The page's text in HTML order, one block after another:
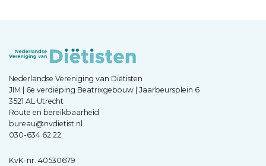
Nederlandse Vereniging van Diëtisten
JIM | 6e verdieping Beatrixgebouw | Jaarbeursplein 6
3521 AL Utrecht
Route en bereikbaarheid
bureau@nvdietist.nl
030-634 62 22
KvK-nr. 40530679